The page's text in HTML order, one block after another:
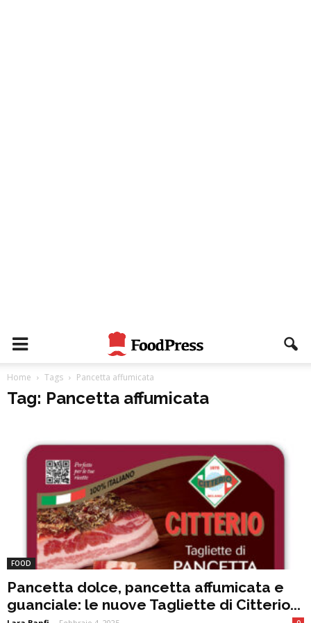
Home Tags Pancetta affumicata
Tag: Pancetta affumicata
FOOD
Pancetta dolce, pancetta affumicata e
guanciale: le nuove Tagliette di Citterio...